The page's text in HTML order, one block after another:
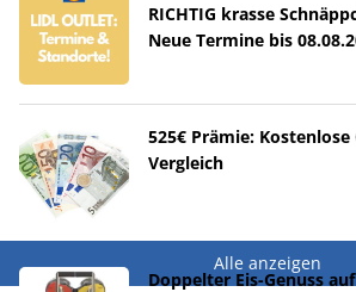
RICHTIG krasse
Neue Termine bis
525€ Prämie:
Vergleich
Alle anzeigen
Doppelter Eis-Genuss